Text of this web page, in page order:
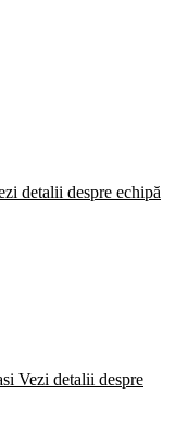
detalii despre echipă
Vezi detalii despre